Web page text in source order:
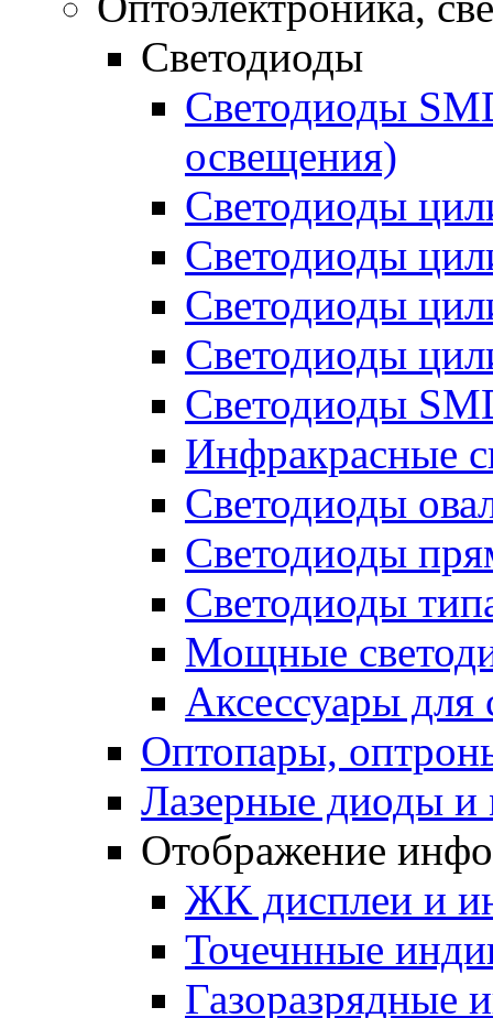
Светодиоды
Светодиоды
освещения)
Светодиоды
Светодиоды
Светодиоды
Светодиоды
Светодиоды
Инфракрасные
Светодиоды
Светодиоды
Светодиоды
Мощные
Аксессуары для
Оптопары,
Лазерные диоды и
Отображение
ЖК дисплеи и
Точечнные
Газоразрядные